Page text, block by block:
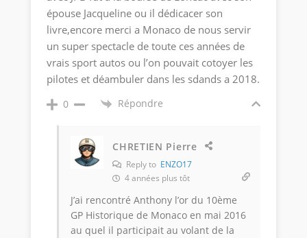
épouse Jacqueline ou il dédicacer son
livre,encore merci a Monaco de nous servir
un super spectacle de toute ces années de
vrais sport autos ou l’on pouvait cotoyer les
pilotes et déambuler dans les sdands a 2018.
0 Répondre
CHRETIEN Pierre
Reply to ENZO17
4 années plus tôt
J’ai rencontré Anthony l’or du 10ème
GP Historique de Monaco en mai 2016
au quel il participait au volant de la